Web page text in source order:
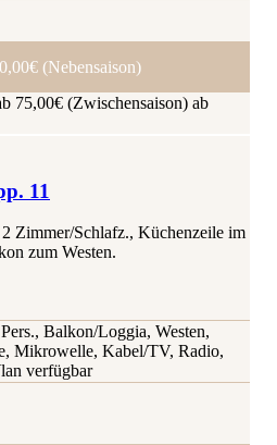
(Nebensaison)
75,00€ (Zwischensaison) ab
11
Zimmer/Schlafz., Küchenzeile im
zum Westen.
Balkon/Loggia, Westen,
Mikrowelle, Kabel/TV, Radio,
verfügbar